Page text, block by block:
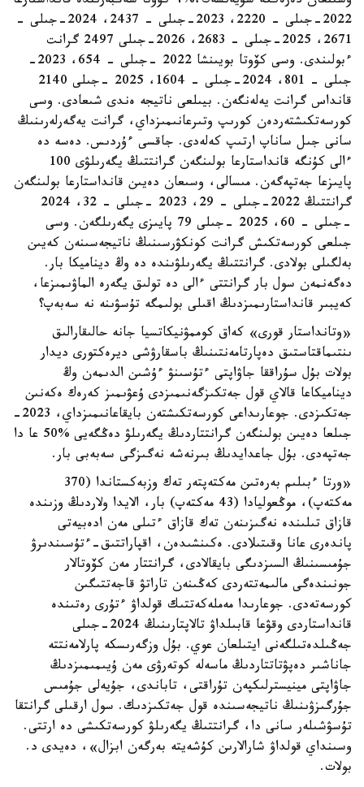
2022-جىلى – 2220، 2023-جىلى – 2437، 2024-جىلى –
2671، 2025-جىلى – 2683، 2026-جىلى 2497 گرانت
ءبولىندى. وسى كۆوتا بويىنشا 2022 -جىلى – 654، 2023-
جىلى – 801، 2024-جىلى – 1604، 2025 -جىلى 2140
قانداس گرانت يەلەنگەن. بيىلعى ناتيجە ەندى شىعادى. وسى
كورسەتكىشتەردەن كورىپ وتىرعانىمىزداي، گرانت يەگەرلەرىنىڭ
سانى جىل ساناپ ارتىپ كەلەدى. جاقسى ءۇردىس. دەسە دە
ءالى كۇنگە قانداستارعا بولىنگەن گرانتتىڭ يگەرىلۋى 100
پايىزعا جەتپەگەن. مىسالى، وسىعان دەيىن قانداستارعا بولىنگەن
گرانتتىڭ 2022-جىلى – 29، 2023 -جىلى – 32، 2024
-جىلى – 60، 2025 -جىلى 79 پايىزى يگەرىلگەن. وسى
جىلعى كورسەتكىش گرانت كونكۋرسىنىڭ ناتيجەسىنەن كەيىن
بەلگىلى بولادى. گرانتتىڭ يگەرىلۋىندە دە وڭ ديناميكا بار.
دەگەنمەن سول بار گرانتتى ءالى دە تولىق يگەرە الماۋىمىزعا،
كەيبىر قانداستارىمىزدىڭ اقىلى بولىمگە تۇسۋىنە نە سەبەپ؟
«وتانداستار قورى» كەاق كوممۋنيكاتسيا جانە حالىقارالىق
ىنتىماقتاستىق دەپارتامەنتىنىڭ باسقارۋشى ديرەكتورى ديدار
بولات بۇل سۇراققا جاۋاپتى ءتۇسىنۋ ءۇشىن الدىمەن وڭ
ديناميكاعا قالاي قول جەتكىزگەنىمىزدى ۇعۋىمىز كەرەك ەكەنىن
جەتكىزدى. جوعارىداعى كورسەتكىشتەن بايقاعانىمىزداي، 2023-
جىلعا دەيىن بولىنگەن گرانتتاردىڭ يگەرىلۋ دەڭگەيى %50 عا دا
جەتپەدى. بۇل جاعدايدىڭ بىرنەشە نەگىزگى سەبەبى بار.
«ورتا ءبىلىم بەرەتىن مەكتەپتەر تەك وزبەكستاندا (370
مەكتەپ)، موڭعوليادا (43 مەكتەپ) بار، الايدا ولاردىڭ وزىندە
قازاق تىلىندە نەگىزىنەن تەك قازاق ءتىلى مەن ادەبيەتى
پاندەرى عانا وقىتىلادى. ەكىنشىدەن، اقپاراتتىق-ءتۇسىندىرۋ
جۇمىسىنىڭ السىزدىگى بايقالادى، گرانتتار مەن كۆوتالار
جونىندەگى مالىمەتتەردى كەڭىنەن تاراتۋ قاجەتتىگىن
كورسەتەدى. جوعارىدا مەملەكەتتىك قولداۋ ءتۇرى رەتىندە
قانداستاردى وقۋعا قابىلداۋ تالاپتارىنىڭ 2024-جىلى
جەڭىلدەتىلگەنى ايتىلعان عوي. بۇل وزگەرىسكە پارلامەنتتە
جاناشىر دەپۋتاتتاردىڭ ماسەلە كوتەرۋى مەن ۇيىمىمىزدىڭ
جاۋاپتى مينيسترلىكپەن تۇراقتى، تاباندى، جۇيەلى جۇمىس
جۇرگىزۋىنىڭ ناتيجەسىندە قول جەتكىزدىك. سول ارقىلى گرانتقا
تۇسۋشىلەر سانى دا، گرانتتىڭ يگەرىلۋ كورسەتكىشى دە ارتتى.
وسىنداي قولداۋ شارالارىن كۇشەيتە بەرگەن ابزال»، دەيدى د.
بولات.